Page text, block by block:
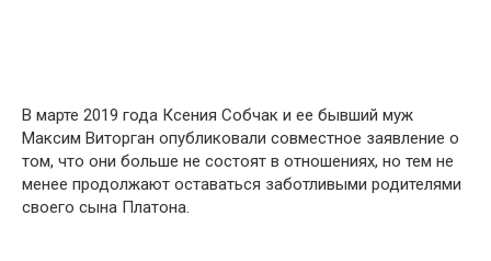
В марте 2019 года Ксения Собчак и ее бывший муж
Максим Виторган опубликовали совместное заявление о
том, что они больше не состоят в отношениях, но тем не
менее продолжают оставаться заботливыми родителями
своего сына Платона.